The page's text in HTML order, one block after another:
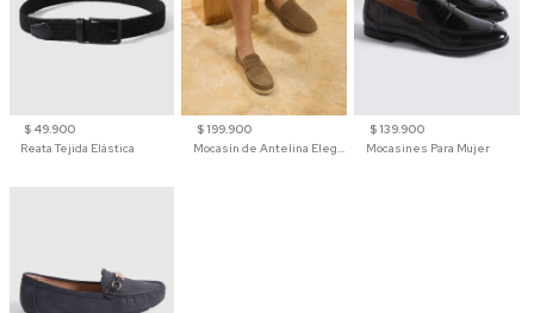
$ 49.900
Reata Tejida Elástica
$ 199.900
Mocasín de Antelina Elegante con Suela de Contraste Para Hombre
$ 139.900
Mocasines Para Mujer